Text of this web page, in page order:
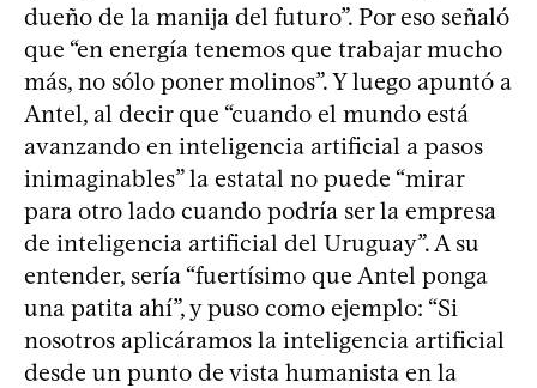
dueño de la manija del futuro”. Por eso señaló
que “en energía tenemos que trabajar mucho
más, no sólo poner molinos”. Y luego apuntó a
Antel, al decir que “cuando el mundo está
avanzando en inteligencia artificial a pasos
inimaginables” la estatal no puede “mirar
para otro lado cuando podría ser la empresa
de inteligencia artificial del Uruguay”. A su
entender, sería “fuertísimo que Antel ponga
una patita ahí”, y puso como ejemplo: “Si
nosotros aplicáramos la inteligencia artificial
desde un punto de vista humanista en la